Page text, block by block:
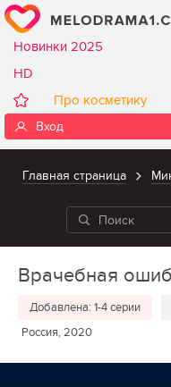
Новинки 2025
HD
Про косметику
Вход
Главная страница
Врачебная
Добавлена: 1-4 серии
Россия, 2020